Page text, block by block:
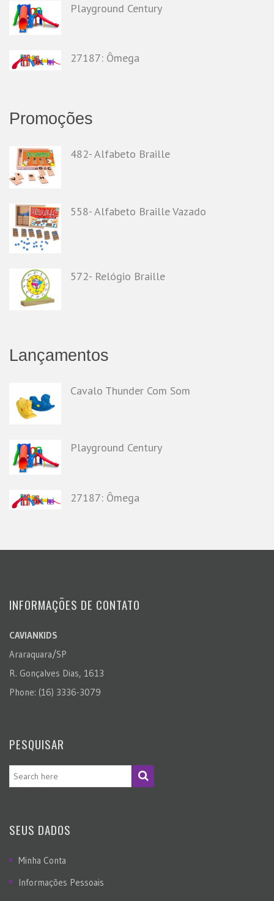
Playground Century
27187: Ômega
Promoções
482- Alfabeto Braille
558- Alfabeto Braille Vazado
572- Relógio Braille
Lançamentos
Cavalo Thunder Com Som
Playground Century
27187: Ômega
INFORMAÇÕES DE CONTATO
CAVIANKIDS
Araraquara/SP
R. Gonçalves Dias, 1613
Phone: (16) 3336-3079
PESQUISAR
SEUS DADOS
Minha Conta
Informações Pessoais